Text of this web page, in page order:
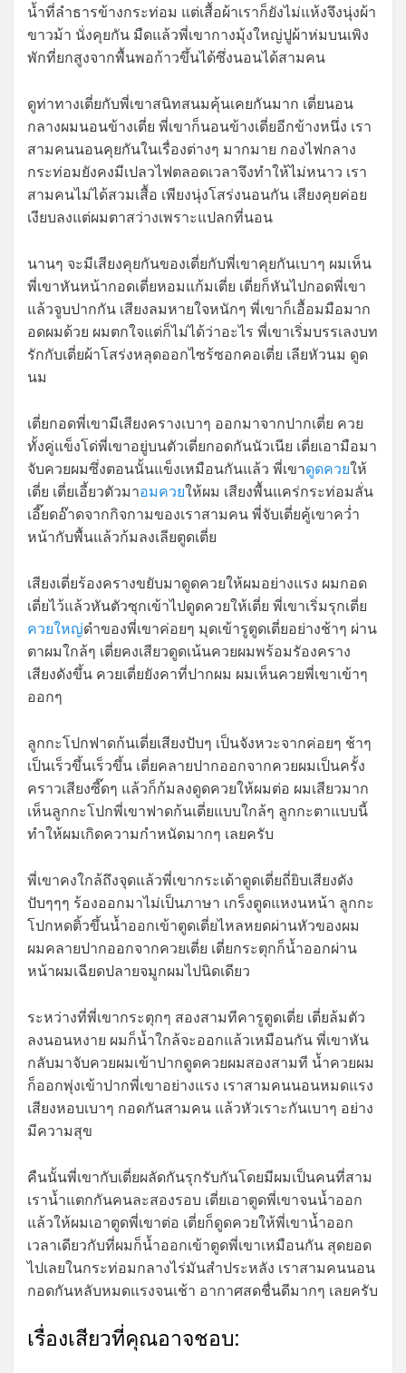
น้ำที่ลำธารข้างกระท่อม แต่เสื้อผ้าเราก็ยังไม่แห้งจึงนุ่งผ้า
ขาวม้า นั่งคุยกัน มืดแล้วพี่เขากางมุ้งใหญ่ปูผ้าห่มบนเพิง
พักที่ยกสูงจากพื้นพอก้าวขึ้นได้ซึ่งนอนได้สามคน
ดูท่าทางเตี่ยกับพี่เขาสนิทสนมคุ้นเคยกันมาก เตี่ยนอน
กลางผมนอนข้างเตี่ย พี่เขาก็นอนข้างเตี่ยอีกข้างหนึ่ง เรา
สามคนนอนคุยกันในเรื่องต่างๆ มากมาย กองไฟกลาง
กระท่อมยังคงมีเปลวไฟตลอดเวลาจึงทำให้ไม่หนาว เรา
สามคนไม่ได้สวมเสื้อ เพียงนุ่งโสร่งนอนกัน เสียงคุยค่อย
เงียบลงแต่ผมตาสว่างเพราะแปลกที่นอน
นานๆ จะมีเสียงคุยกันของเตี่ยกับพี่เขาคุยกันเบาๆ ผมเห็น
พี่เขาหันหน้ากอดเตี่ยหอมแก้มเตี่ย เตี่ยก็หันไปกอดพี่เขา
แล้วจูบปากกัน เสียงลมหายใจหนักๆ พี่เขาก็เอื้อมมือมาก
อดผมด้วย ผมตกใจแต่ก็ไม่ได้ว่าอะไร พี่เขาเริ่มบรรเลงบท
รักกับเตี่ยผ้าโสร่งหลุดออกไซร้ซอกคอเตี่ย เลียหัวนม ดูด
นม
เตี่ยกอดพี่เขามีเสียงครางเบาๆ ออกมาจากปากเตี่ย ควย
ทั้งคู่แข็งโด่พี่เขาอยู่บนตัวเตี่ยกอดกันนัวเนีย เตี่ยเอามือมา
จับควยผมซึ่งตอนนั้นแข็งเหมือนกันแล้ว พี่เขาดูดควยให้
เตี่ย เตี่ยเอี้ยวตัวมาอมควยให้ผม เสียงพื้นแคร่กระท่อมลั่น
เอี๊ยดอ๊าดจากกิจกามของเราสามคน พี่จับเตี่ยคู้เขาคว่ำ
หน้ากับพื้นแล้วก้มลงเลียตูดเตี่ย
เสียงเตี่ยร้องครางขยับมาดูดควยให้ผมอย่างแรง ผมกอด
เตี่ยไว้แล้วหันตัวซุกเข้าไปดูดควยให้เตี่ย พี่เขาเริ่มรุกเตี่ย
ควยใหญ่ดำของพี่เขาค่อยๆ มุดเข้ารูตูดเตี่ยอย่างช้าๆ ผ่าน
ตาผมใกล้ๆ เตี่ยคงเสียวดูดเน้นควยผมพร้อมรัองคราง
เสียงดังขึ้น ควยเตี่ยยังคาที่ปากผม ผมเห็นควยพี่เขาเข้าๆ
ออกๆ
ลูกกะโปกฟาดก้นเตี่ยเสียงปับๆ เป็นจังหวะจากค่อยๆ ช้าๆ
เป็นเร็วขึ้นเร็วขึ้น เตี่ยคลายปากออกจากควยผมเป็นครั้ง
คราวเสียงซี๊ดๆ แล้วก็ก้มลงดูดควยให้ผมต่อ ผมเสียวมาก
เห็นลูกกะโปกพี่เขาฟาดก้นเตี่ยแบบใกล้ๆ ลูกกะตาแบบนี้
ทำให้ผมเกิดความกำหนัดมากๆ เลยครับ
พี่เขาคงใกล้ถึงจุดแล้วพี่เขากระเด้าตูดเตี่ยถี่ยิบเสียงดัง
ปับๆๆๆ ร้องออกมาไม่เป็นภาษา เกร็งตูดแหงนหน้า ลูกกะ
โปกหดติ้วขึ้นน้ำออกเข้าตูดเตี่ยไหลหยดผ่านหัวของผม
ผมคลายปากออกจากควยเตี่ย เตี่ยกระตุกก็น้ำออกผ่าน
หน้าผมเฉียดปลายจมูกผมไปนิดเดียว
ระหว่างที่พี่เขากระตุกๆ สองสามทีคารูตูดเตี่ย เตี่ยล้มตัว
ลงนอนหงาย ผมก็น้ำใกล้จะออกแล้วเหมือนกัน พี่เขาหัน
กลับมาจับควยผมเข้าปากดูดควยผมสองสามที น้ำควยผม
ก็ออกพุ่งเข้าปากพี่เขาอย่างแรง เราสามคนนอนหมดแรง
เสียงหอบเบาๆ กอดกันสามคน แล้วหัวเราะกันเบาๆ อย่าง
มีความสุข
คืนนั้นพี่เขากับเตี่ยผลัดกันรุกรับกันโดยมีผมเป็นคนที่สาม
เราน้ำแตกกันคนละสองรอบ เตี่ยเอาตูดพี่เขาจนน้ำออก
แล้วให้ผมเอาตูดพี่เขาต่อ เตี่ยก็ดูดควยให้พี่เขาน้ำออก
เวลาเดียวกับที่ผมก็น้ำออกเข้าตูดพี่เขาเหมือนกัน สุดยอด
ไปเลยในกระท่อมกลางไร่มันสำประหลัง เราสามคนนอน
กอดกันหลับหมดแรงจนเช้า อากาศสดชื่นดีมากๆ เลยครับ
เรื่องเสียวที่คุณอาจชอบ: